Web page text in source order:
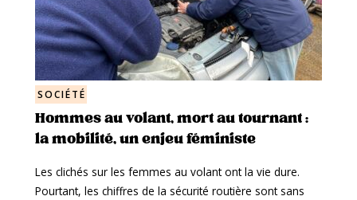
SOCIÉTÉ
Hommes au volant, mort au tournant :
la mobilité, un enjeu féministe
Les clichés sur les femmes au volant ont la vie dure.
Pourtant, les chiffres de la sécurité routière sont sans